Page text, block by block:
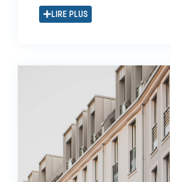
LIRE PLUS